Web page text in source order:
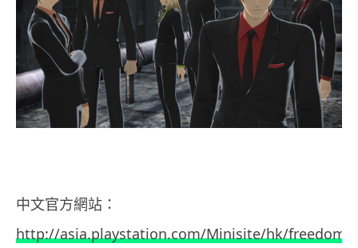
中文官方網站：
http://asia.playstation.com/Minisite/hk/